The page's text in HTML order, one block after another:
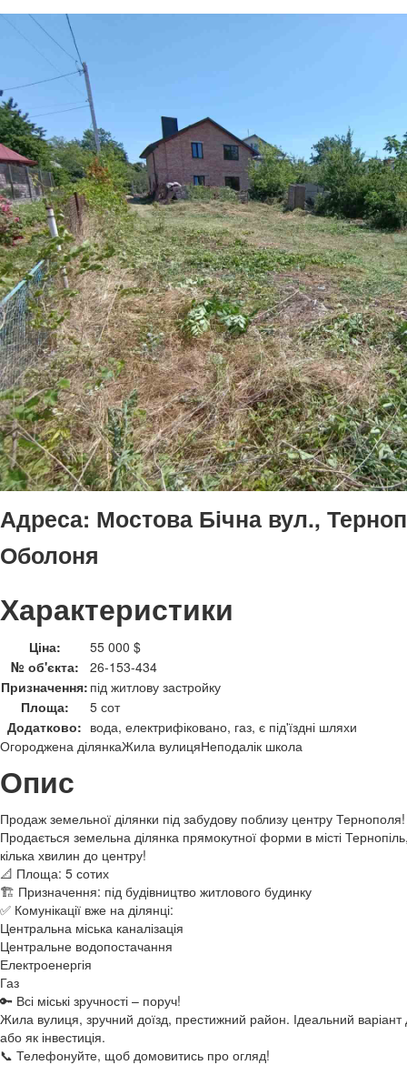
Адреса: Мостова Бічна вул.,
Оболоня
Характеристики
Ціна:
55 000 $
№ об'єкта:
26-153-434
Призначення: під житлову застройку
Площа:
5 сот
Додатково: вода, електрифіковано, газ, є під'їздні шляхи
Огороджена ділянкаЖила вулицяНеподалік школа
Опис
Продаж земельної ділянки під забудову поблизу центру Тернополя!
Продається земельна ділянка прямокутної форми в місті
кілька хвилин до центру!
📐 Площа: 5 сотих
🏗️ Призначення: під будівництво житлового будинку
✅ Комунікації вже на ділянці:
Центральна міська каналізація
Центральне водопостачання
Електроенергія
Газ
🔑 Всі міські зручності – поруч!
Жила вулиця, зручний доїзд, престижний район. Ідеальний варіант
або як інвестиція.
📞 Телефонуйте, щоб домовитись про огляд!